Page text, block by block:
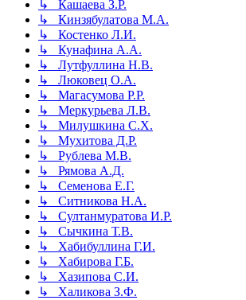
↳ Кашаева З.Р.
↳ Кинзябулатова М.А.
↳ Костенко Л.И.
↳ Кунафина А.А.
↳ Лутфуллина Н.В.
↳ Люковец О.А.
↳ Магасумова Р.Р.
↳ Меркурьева Л.В.
↳ Милушкина С.Х.
↳ Мухитова Д.Р.
↳ Рублева М.В.
↳ Рямова А.Д.
↳ Семенова Е.Г.
↳ Ситникова Н.А.
↳ Султанмуратова И.Р.
↳ Сычкина Т.В.
↳ Хабибуллина Г.И.
↳ Хабирова Г.Б.
↳ Хазипова С.И.
↳ Халикова З.Ф.